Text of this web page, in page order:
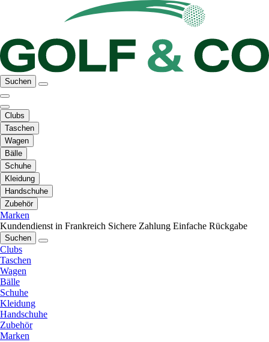
Suchen
Clubs
Taschen
Wagen
Bälle
Schuhe
Kleidung
Handschuhe
Zubehör
Marken
Kundendienst in Frankreich Sichere Zahlung Einfache Rückgabe
Suchen
Clubs
Taschen
Wagen
Bälle
Schuhe
Kleidung
Handschuhe
Zubehör
Marken